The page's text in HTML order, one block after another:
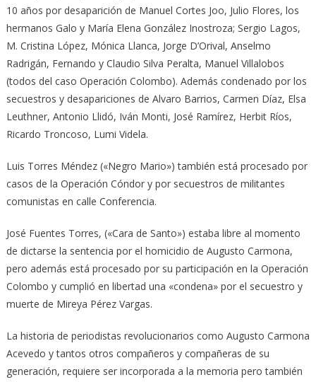
10 años por desaparición de Manuel Cortes Joo, Julio Flores, los
hermanos Galo y María Elena González Inostroza; Sergio Lagos,
M. Cristina López, Mónica Llanca, Jorge D’Orival, Anselmo
Radrigán, Fernando y Claudio Silva Peralta, Manuel Villalobos
(todos del caso Operación Colombo). Además condenado por los
secuestros y desapariciones de Alvaro Barrios, Carmen Díaz, Elsa
Leuthner, Antonio Llidó, Iván Monti, José Ramírez, Herbit Ríos,
Ricardo Troncoso, Lumi Videla.
Luis Torres Méndez («Negro Mario») también está procesado por
casos de la Operación Cóndor y por secuestros de militantes
comunistas en calle Conferencia.
José Fuentes Torres, («Cara de Santo») estaba libre al momento
de dictarse la sentencia por el homicidio de Augusto Carmona,
pero además está procesado por su participación en la Operación
Colombo y cumplió en libertad una «condena» por el secuestro y
muerte de Mireya Pérez Vargas.
La historia de periodistas revolucionarios como Augusto Carmona
Acevedo y tantos otros compañeros y compañeras de su
generación, requiere ser incorporada a la memoria pero también